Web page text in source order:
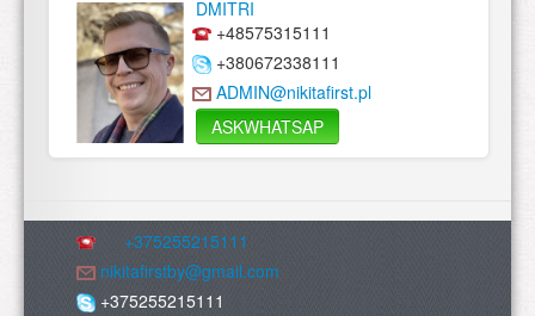
DMITRI
+48575315111
+380672338111
ADMIN@nikitafirst.pl
ASKWHATSAP
+375255215111
nikitafirstby@gmail.com
+375255215111